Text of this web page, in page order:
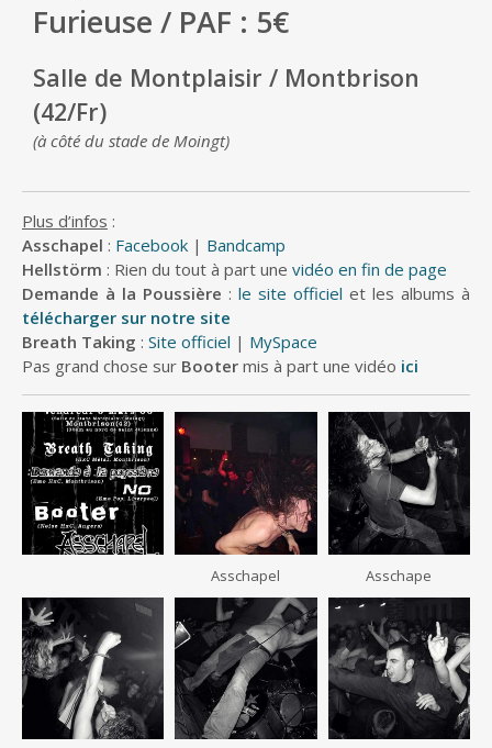
Furieuse / PAF : 5€
Salle de Montplaisir / Montbrison
(42/Fr)
(à côté du stade de Moingt)
Plus d’infos :
Asschapel : Facebook | Bandcamp
Hellstörm : Rien du tout à part une vidéo en fin de page
Demande à la Poussière : le site officiel et les albums à
télécharger sur notre site
Breath Taking : Site officiel | MySpace
Pas grand chose sur Booter mis à part une vidéo ici
Asschapel Asschape